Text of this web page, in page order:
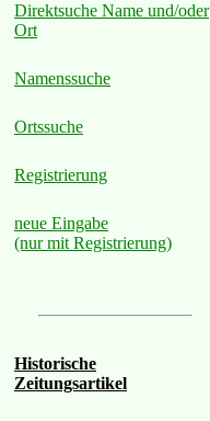
Direktsuche Name und/oder
Ort
Namenssuche
Ortssuche
Registrierung
neue Eingabe
(nur mit Registrierung)
Historische
Zeitungsartikel